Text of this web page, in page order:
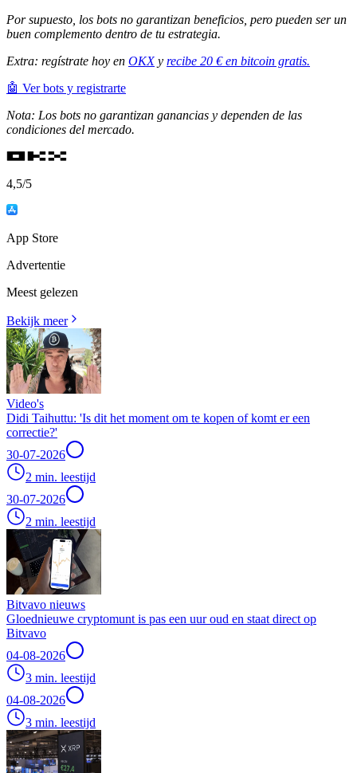
Por supuesto, los bots no garantizan beneficios, pero pueden ser un
buen complemento dentro de tu estrategia.
Extra: regístrate hoy en OKXy recibe 20 € en bitcoin gratis.
🤖 Ver bots y registrarte
Nota: Los bots no garantizan ganancias y dependen de las
condiciones del mercado.
4,5/5
App Store
Advertentie
Meest gelezen
Bekijk meer
Video's
Didi Taihuttu: 'Is dit het moment om te kopen of komt er een
correctie?'
30-07-2026
2 min. leestijd
30-07-2026
2 min. leestijd
Bitvavo nieuws
Gloednieuwe cryptomunt is pas een uur oud en staat direct op
Bitvavo
04-08-2026
3 min. leestijd
04-08-2026
3 min. leestijd